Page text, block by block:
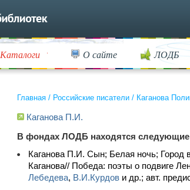
Каталоги О сайте ЛОДБ
Главная / Российские писатели / Каганова
Каганова П.И.
В фондах ЛОДБ находятся следующие
Каганова П.И. Сын; Белая ночь; Город
Каганова// Победа: поэты о подвиге
Лебедева, В.И.Курдов и др.; авт.